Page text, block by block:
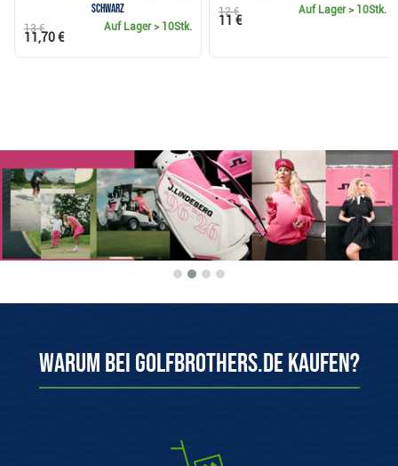
Schwarz
Auf Lager> 10Stk.
13 €
11,70 €
Auf Lager> 10Stk.
12 €
11 €
Warum bei Golfbrothers.de kaufen?